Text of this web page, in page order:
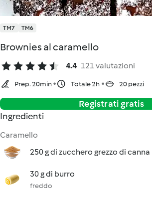
TM7 TM6
Brownies al caramello
4.4 121 valutazioni
Prep. 20min Totale 2h 20 pezzi
Registrati gratis
Ingredienti
Caramello
250 g di zucchero grezzo di canna
30 g di burro
freddo